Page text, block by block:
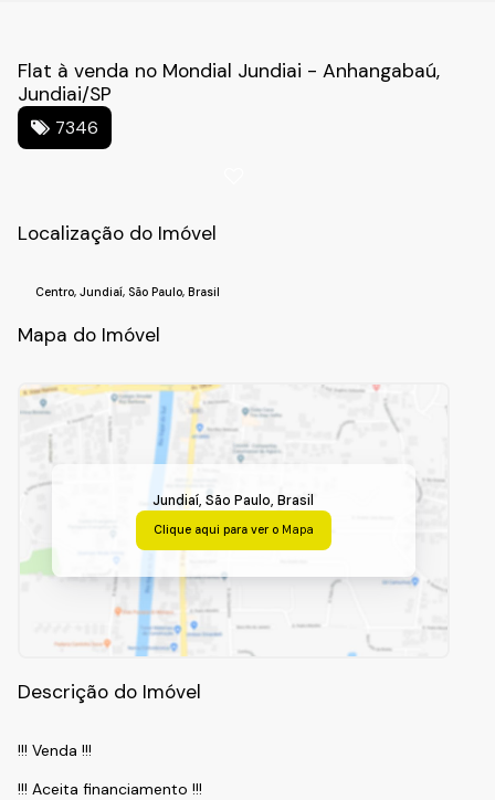
Flat à venda no Mondial Jundiai - Anhangabaú,
Jundiai/SP
7346
Localização do Imóvel
Centro,Jundiaí, São Paulo,Brasil
Mapa do Imóvel
Jundiaí,São Paulo,Brasil
Clique aqui para ver o Mapa
Descrição do Imóvel
!!! Venda !!!
!!! Aceita financiamento !!!